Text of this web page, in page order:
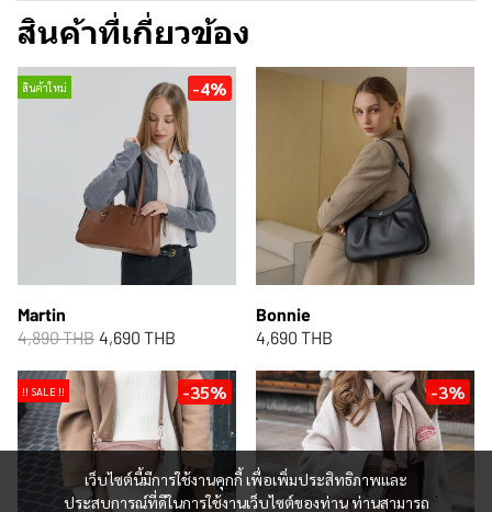
สินค้าที่เกี่ยวข้อง
สินค้าใหม่ -4%
Martin
4,890 THB 4,690 THB
Bonnie
4,690 THB
!! SALE !! -35% -3%
เว็บไซต์นี้มีการใช้งานคุกกี้ เพื่อเพิ่มประสิทธิภาพและ
ประสบการณ์ที่ดีในการใช้งานเว็บไซต์ของท่าน ท่านสามารถ